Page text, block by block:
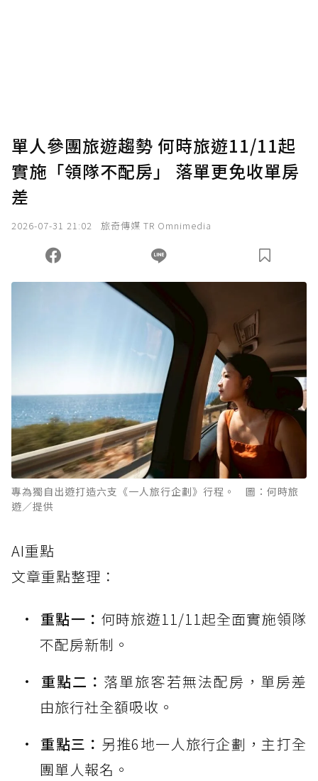
單人參團旅遊趨勢 何時旅遊11/11起
實施「領隊不配房」 落單更免收單房
差
2026-07-31 21:02 旅奇傳媒 TR Omnimedia
專為獨自出遊打造六支《一人旅行企劃》行程。 圖：何時旅
遊／提供
AI重點
文章重點整理：
重點一： 何時旅遊11/11起全面實施領隊
不配房新制。
重點二： 落單旅客若無法配房，單房差
由旅行社全額吸收。
重點三： 另推6地一人旅行企劃，主打全
團單人報名。